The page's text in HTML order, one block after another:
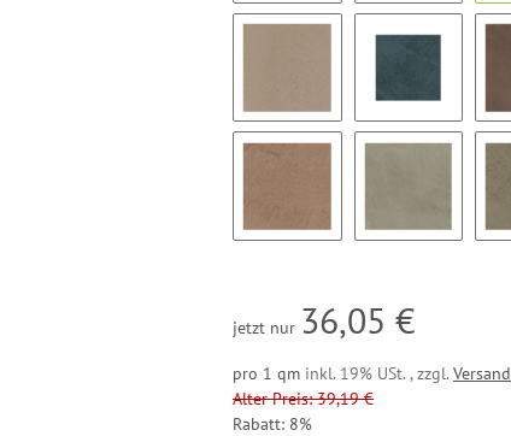
BW19 BW20
BW25 BW26
jetzt nur 36,05 €
pro 1 qm inkl. 19% USt. , zzgl. Versand
Alter Preis: 39,19 €
Rabatt: 8%